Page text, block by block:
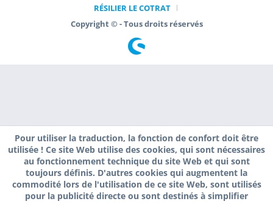
RÉSILIER LE COTRAT
Copyright © - Tous droits réservés
Pour utiliser la traduction, la fonction de confort doit être
utilisée ! Ce site Web utilise des cookies, qui sont nécessaires
au fonctionnement technique du site Web et qui sont
toujours définis. D'autres cookies qui augmentent la
commodité lors de l'utilisation de ce site Web, sont utilisés
pour la publicité directe ou sont destinés à simplifier